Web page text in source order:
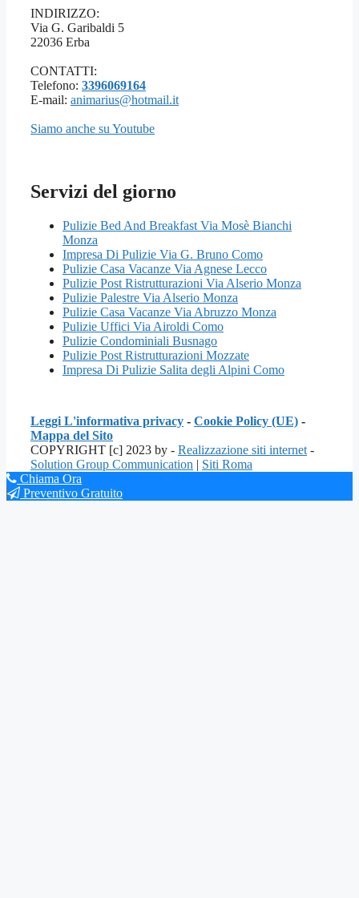
INDIRIZZO:
Via G. Garibaldi 5
22036 Erba
CONTATTI:
Telefono: 3396069164
E-mail: animarius@hotmail.it
Siamo anche su Youtube
Servizi del giorno
Pulizie Bed And Breakfast Via Mosè Bianchi
Monza
Impresa Di Pulizie Via G. Bruno Como
Pulizie Casa Vacanze Via Agnese Lecco
Pulizie Post Ristrutturazioni Via Alserio Monza
Pulizie Palestre Via Alserio Monza
Pulizie Casa Vacanze Via Abruzzo Monza
Pulizie Uffici Via Airoldi Como
Pulizie Condominiali Busnago
Pulizie Post Ristrutturazioni Mozzate
Impresa Di Pulizie Salita degli Alpini Como
Leggi L'informativa privacy - Cookie Policy (UE) -
Mappa del Sito
COPYRIGHT [c] 2023 by - Realizzazione siti internet -
Solution Group Communication | Siti Roma
Chiama Ora
Preventivo Gratuito